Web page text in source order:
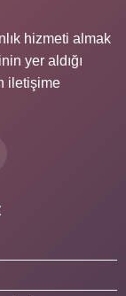
hizmeti almak
yer aldığı
iletişime